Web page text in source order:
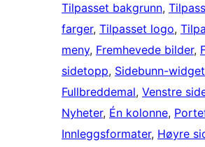
Tilpasset bakgrunn,
farger, Tilpasset logo,
meny, Fremhevede bilder,
sidetopp, Sidebunn-
Fullbreddemal, Venstre
Nyheter, Én kolonne,
Innleggsformater, Høyre